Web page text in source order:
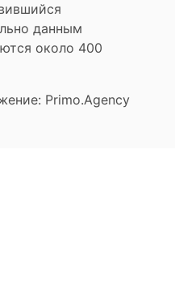
данным
около 400
Primo.Agency